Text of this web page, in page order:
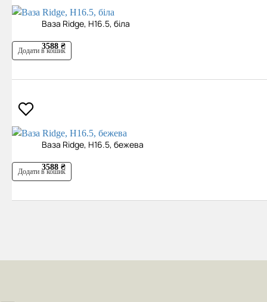
Ваза Ridge, H16.5, біла
3588 ₴
Додати в кошик
Ваза Ridge, H16.5, бежева
3588 ₴
Додати в кошик